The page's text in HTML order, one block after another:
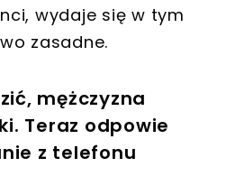
wydaje się w tym
zasadne.
mężczyzna
Teraz odpowie
z telefonu